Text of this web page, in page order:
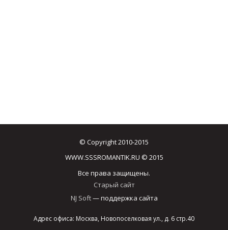
© Copyright 2010-2015
WWW.SSSROMANTIK.RU © 2015
Все права защищены.
Старый сайт
NJ Soft— поддержка сайта
Адрес офиса: Москва, Новопоселковая ул., д. 6 стр.40